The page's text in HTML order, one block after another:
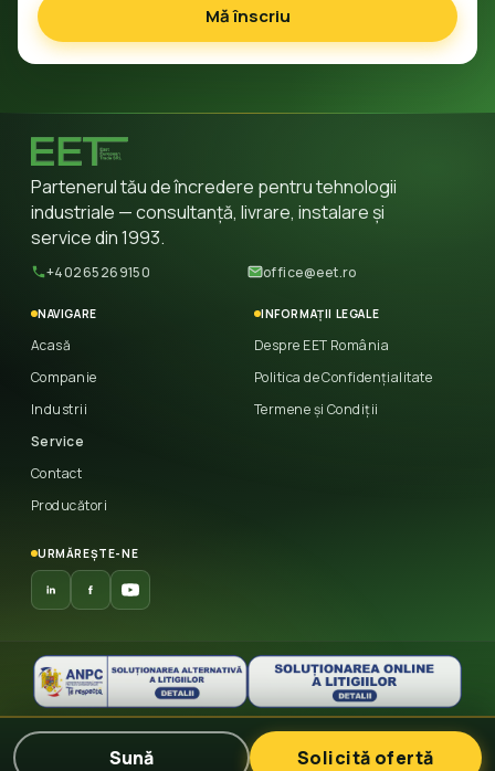
Sună Solicită ofertă
Mă înscriu
Partenerul tău de încredere pentru tehnologii
industriale — consultanță, livrare, instalare și
service din 1993.
+40265269150 office@eet.ro
NAVIGARE
Acasă
Companie
Industrii
Service
Contact
Producători
INFORMAȚII LEGALE
Despre EET România
Politica de Confidențialitate
Termene și Condiții
URMĂREȘTE-NE
© 2026 East European Trade
— Toate drepturile